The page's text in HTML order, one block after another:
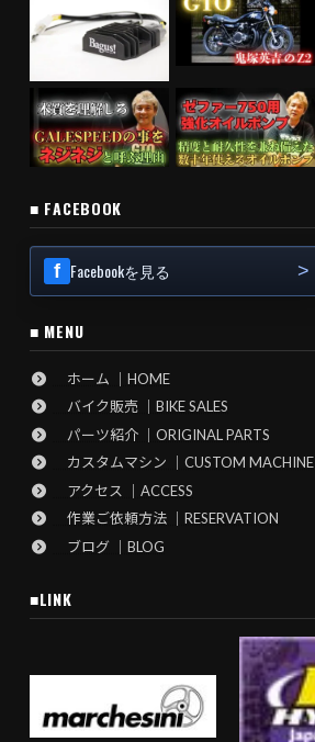
■ FACEBOOK
Facebookを見る
■ MENU
ホーム ｜HOME
バイク販売 ｜BIKE SALES
パーツ紹介 ｜ORIGINAL PARTS
カスタムマシン ｜CUSTOM MACHINE
アクセス ｜ACCESS
作業ご依頼方法 ｜RESERVATION
ブログ ｜BLOG
■LINK